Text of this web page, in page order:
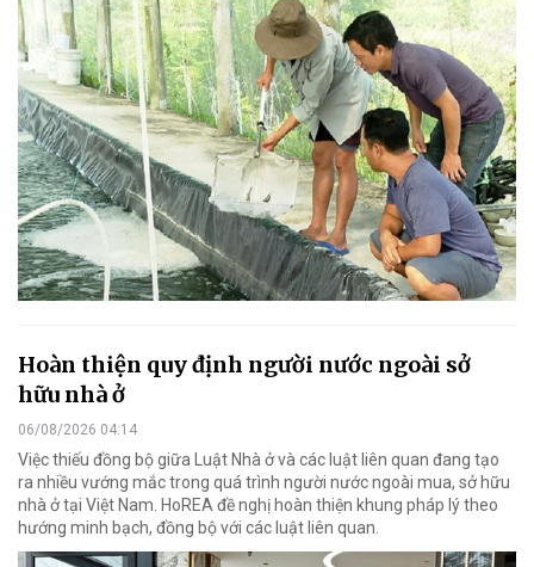
Hoàn thiện quy định người nước ngoài sở
hữu nhà ở
06/08/2026 04:14
Việc thiếu đồng bộ giữa Luật Nhà ở và các luật liên quan đang tạo
ra nhiều vướng mắc trong quá trình người nước ngoài mua, sở hữu
nhà ở tại Việt Nam. HoREA đề nghị hoàn thiện khung pháp lý theo
hướng minh bạch, đồng bộ với các luật liên quan.